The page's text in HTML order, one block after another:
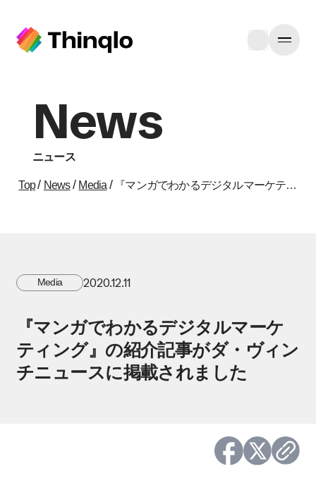
News
ニュース
Top/ News/ Media / 『マンガでわかるデジタルマーケティング』の紹介記事がダ・ヴィンチニュースに掲載されました
Media 2020.12.11
『マンガでわかるデジタルマーケ
ティング』の紹介記事がダ・ヴィン
チニュースに掲載されました